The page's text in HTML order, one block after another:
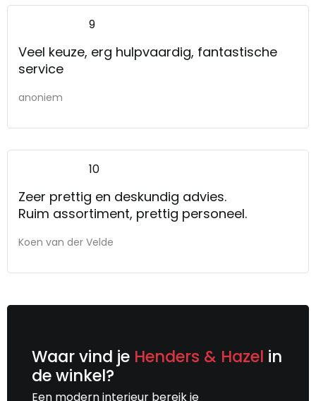
9
Veel keuze, erg hulpvaardig, fantastische
service
anoniem
10
Zeer prettig en deskundig advies.
Ruim assortiment, prettig personeel.
Koen van der Velde
Waar vind je Henders & Hazel in
de winkel?
Een modern interieur bereik je